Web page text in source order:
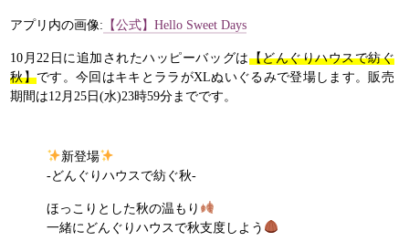
アプリ内の画像: 【公式】Hello Sweet Days
10月22日に追加されたハッピーバッグは【どんぐりハウスで紡ぐ
秋】です。今回はキキとララがXLぬいぐるみで登場します。販売
期間は12月25日(水)23時59分までです。
新登場
-どんぐりハウスで紡ぐ秋‐
ほっこりとした秋の温もり
一緒にどんぐりハウスで秋支度しよう